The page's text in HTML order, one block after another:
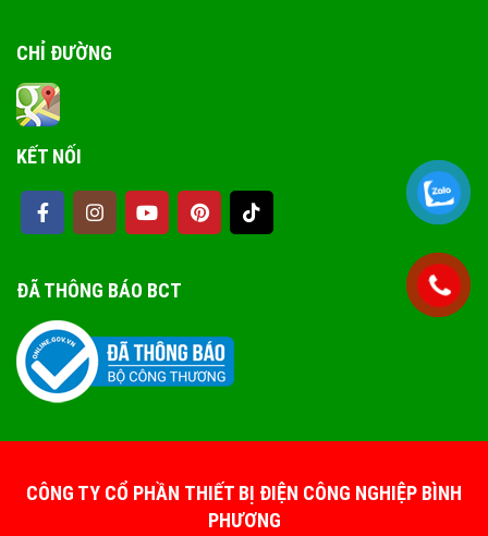
CHỈ ĐƯỜNG
KẾT NỐI
ĐÃ THÔNG BÁO BCT
CÔNG TY CỔ PHẦN THIẾT BỊ ĐIỆN CÔNG NGHIỆP BÌNH
PHƯƠNG